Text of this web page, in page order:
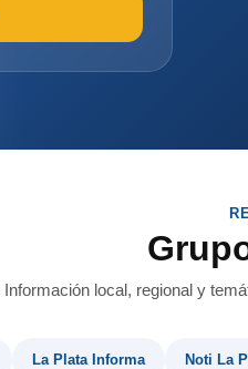
Información local, regional y
La Plata Informa Noti La